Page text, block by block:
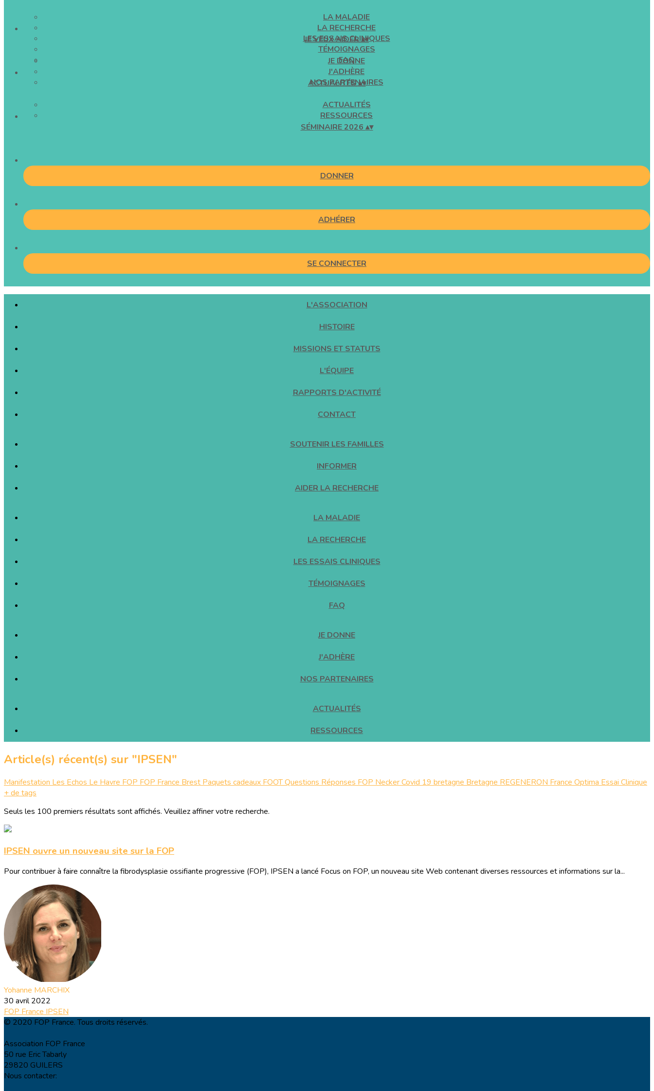
LA MALADIE
LA RECHERCHE
LES ESSAIS CLINIQUES
TÉMOIGNAGES
FAQ
JE VEUX AIDER▴▾
JE DONNE
J'ADHÈRE
NOS PARTENAIRES
ACTUALITÉS▴▾
ACTUALITÉS
RESSOURCES
SÉMINAIRE 2026 ▴▾
DONNER
ADHÉRER
SE CONNECTER
L'ASSOCIATION
HISTOIRE
MISSIONS ET STATUTS
L'ÉQUIPE
RAPPORTS D'ACTIVITÉ
CONTACT
SOUTENIR LES FAMILLES
INFORMER
AIDER LA RECHERCHE
LA MALADIE
LA RECHERCHE
LES ESSAIS CLINIQUES
TÉMOIGNAGES
FAQ
JE DONNE
J'ADHÈRE
NOS PARTENAIRES
ACTUALITÉS
RESSOURCES
Article(s) récent(s) sur "IPSEN"
Manifestation Les Echos Le Havre FOP FOP France Brest Paquets cadeaux FOOTQuestions Réponses FOP NeckerCovid 19 bretagne Bretagne REGENERON France Optima Essai Clinique
+ de tags
Seuls les 100 premiers résultats sont affichés. Veuillez affiner votre recherche.
IPSEN ouvre un nouveau site sur la FOP
Pour contribuer à faire connaître la fibrodysplasie ossifiante progressive (FOP), IPSEN a lancé Focus on FOP, un nouveau site Web contenant diverses ressources et informations sur la...
Yohanne MARCHIX
30 avril 2022
FOP France IPSEN
© 2020 FOP France. Tous droits réservés.
Association FOP France
50 rue Eric Tabarly
29820 GUILERS
Nous contacter: